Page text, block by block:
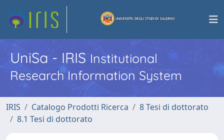
UniSa - IRISInstitutional
Research Information System
IRIS Catalogo Prodotti Ricerca
8 Tesi di dottorato
8.1 Tesi di dottorato